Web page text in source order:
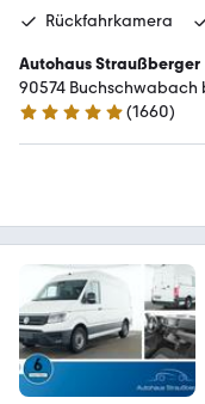
Rückfahrkamera
Autohaus Straußberger
90574 Buchschwabach
4.9 Sterne
(1660)